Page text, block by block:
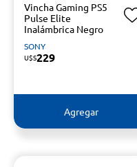
Vincha Gaming PS5
Pulse Elite
Inalámbrica Negro
SONY
U$S229
Agregar